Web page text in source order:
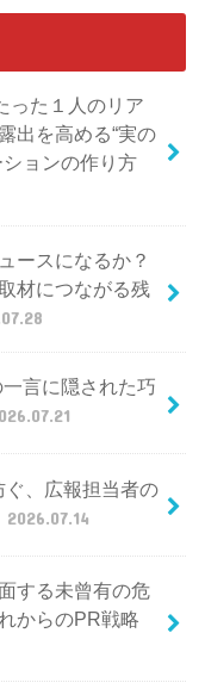
った１人のリア
出を高める“実の
ョンの作り方
ースになるか？
材につながる残
一言に隠された巧
、広報担当者の
2026.07.14
する未曾有の危
からのPR戦略